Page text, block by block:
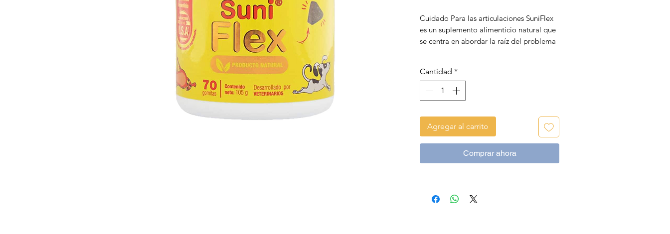
Cuidado Para las articulaciones SuniFlex
es un suplemento alimenticio natural que
se centra en abordar la raíz del problema
Cantidad *
Agregar al carrito
Comprar ahora